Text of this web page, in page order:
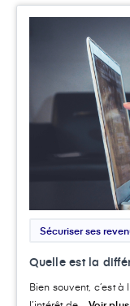
Sécuriser ses
Quelle est la
Bien souvent, c’est